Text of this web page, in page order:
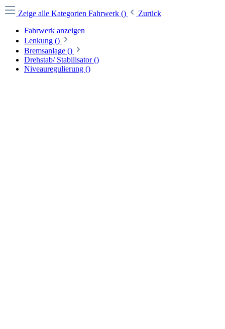
Zeige alle Kategorien Fahrwerk ()
Zurück
Fahrwerk anzeigen
Lenkung ()
Bremsanlage ()
Drehstab/ Stabilisator ()
Niveauregulierung ()